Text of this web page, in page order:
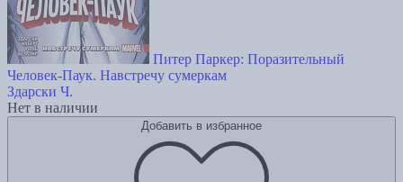
Питер Паркер: Поразительный
Человек-Паук. Навстречу сумеркам
Здарски Ч.
Нет в наличии
Добавить в избранное